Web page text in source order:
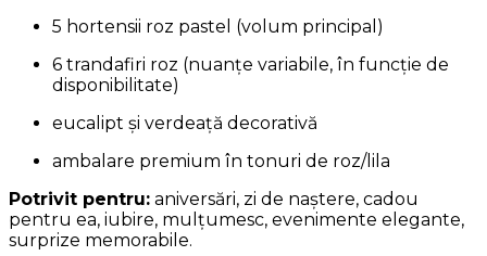
5 hortensii roz pastel (volum principal)
6 trandafiri roz (nuanțe variabile, în funcție de
disponibilitate)
eucalipt și verdeață decorativă
ambalare premium în tonuri de roz/lila
Potrivit pentru: aniversări, zi de naștere, cadou
pentru ea, iubire, mulțumesc, evenimente elegante,
surprize memorabile.